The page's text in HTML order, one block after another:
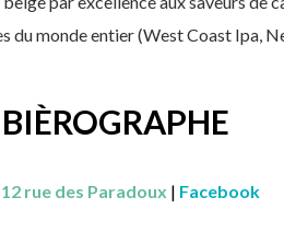
du monde entier (West Coast Ipa,
12 rue des Paradoux | Facebook